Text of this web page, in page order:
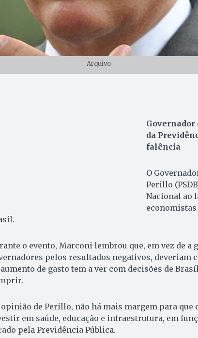
Arquivo
Governador
da
falência
O
Perillo
Nacional ao
o evento, Marconi lembrou que, em vez de
pelos resultados negativos, deveriam
de gasto tem a ver com decisões de
opinião de Perillo, não há mais margem para que
em saúde, educação e infraestrutura, em
pela Previdência Pública.